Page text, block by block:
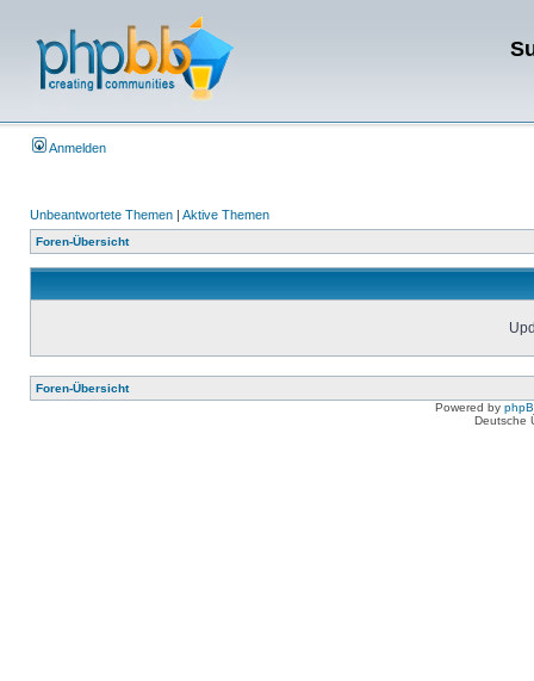
Anmelden
Unbeantwortete Themen | Aktive Themen
Foren-Übersicht
Foren-Übersicht
Powered by
Deutsche